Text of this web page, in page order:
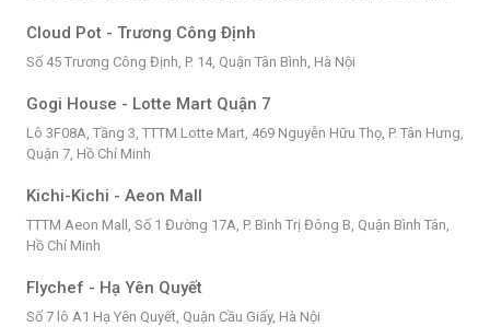
Cloud Pot - Trương Công Định
Số 45 Trương Công Định, P. 14, Quận Tân Bình, Hà Nội
Gogi House - Lotte Mart Quận 7
Lô 3F08A, Tầng 3, TTTM Lotte Mart, 469 Nguyễn Hữu Thọ, P. Tân Hưng,
Quận 7, Hồ Chí Minh
Kichi-Kichi - Aeon Mall
TTTM Aeon Mall, Số 1 Đường 17A, P. Bình Trị Đông B, Quận Bình Tân,
Hồ Chí Minh
Flychef - Hạ Yên Quyết
Số 7 lô A1 Hạ Yên Quyết, Quận Cầu Giấy, Hà Nội